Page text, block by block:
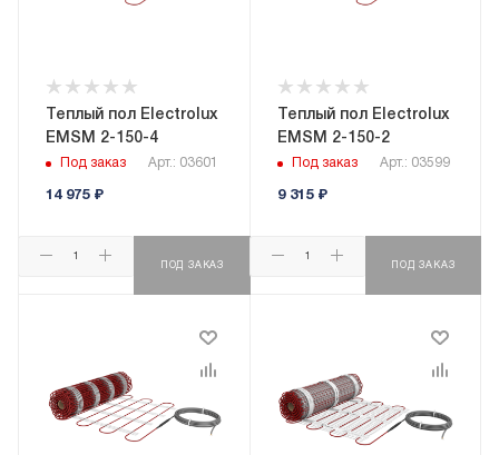
Теплый пол Electrolux
EMSM 2-150-4
Под заказ Арт.: 03601
14 975₽
ПОД ЗАКАЗ
Теплый пол Electrolux
EMSM 2-150-2
Под заказ Арт.: 03599
9 315₽
ПОД ЗАКАЗ